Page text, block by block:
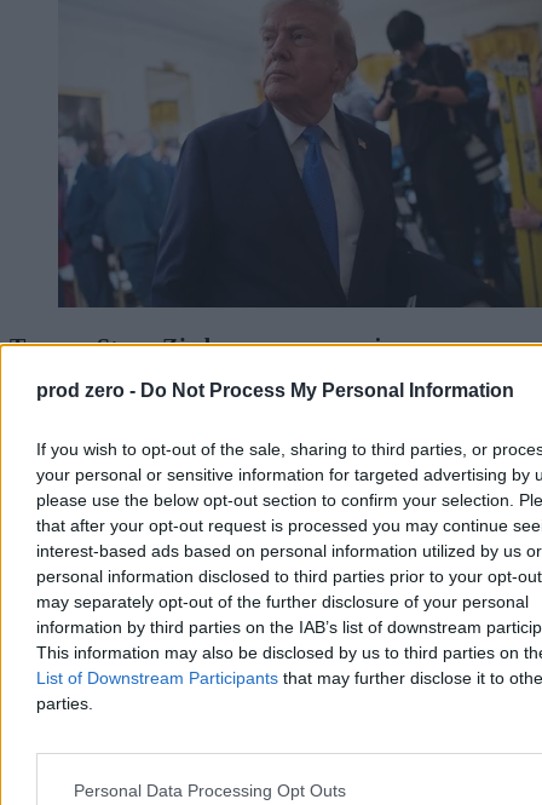
prod zero - Do Not Process My Personal Information
If you wish to opt-out of the sale, sharing to third parties, or
your personal or sensitive information for targeted advertising by
please use the below opt-out section to confirm your selection.
that after your opt-out request is processed you may continue
interest-based ads based on personal information utilized by us or
personal information disclosed to third parties prior to your opt-
may separately opt-out of the further disclosure of your personal
information by third parties on the IAB’s list of downstream
This information may also be disclosed by us to third parties on
List of Downstream Participants that may further disclose it to
parties.
Personal Data Processing Opt Outs
Trump: Stany Zjednoczone zaangażowane w
Amerykanie są zaangażowani w rozmowy o zakończeniu wojny w
Ukrainie i poinformował, że doszło w nich do postępu. Nie ujawnił
szczegółów. Wyraził też przekonanie, że wojna z Iranem niedługo
się zakończy.
Krzysztof Jabłonowski
Dzisiaj 06:56
3 min
Reklama